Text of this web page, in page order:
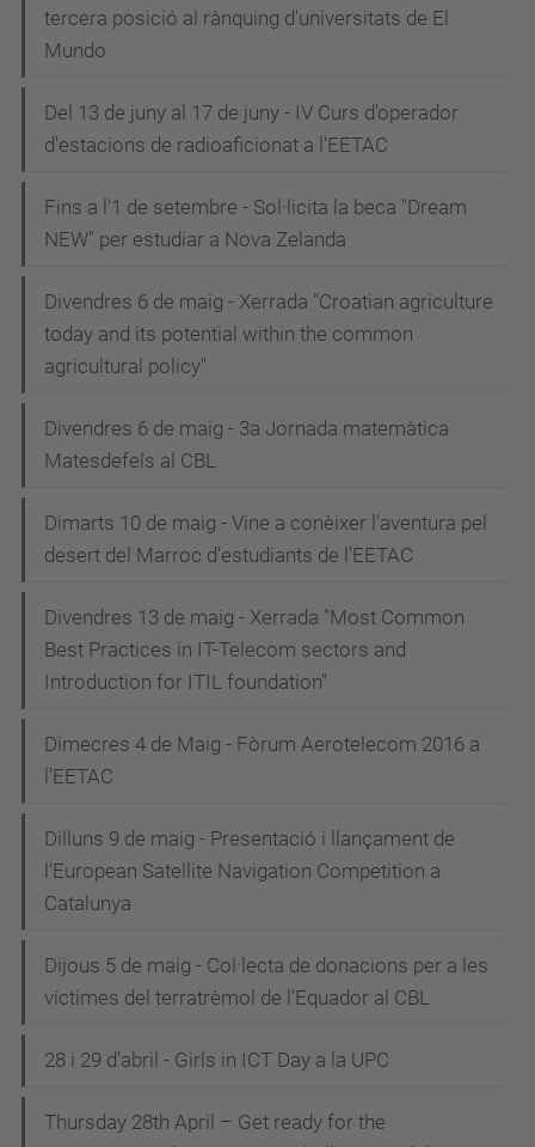
tercera posició al rànquing d'universitats de El
Mundo
Del 13 de juny al 17 de juny - IV Curs d'operador
d'estacions de radioaficionat a l'EETAC
Fins a l'1 de setembre - Sol·licita la beca "Dream
NEW" per estudiar a Nova Zelanda
Divendres 6 de maig - Xerrada "Croatian agriculture
today and its potential within the common
agricultural policy"
Divendres 6 de maig - 3a Jornada matemàtica
Matesdefels al CBL
Dimarts 10 de maig - Vine a conèixer l'aventura pel
desert del Marroc d'estudiants de l'EETAC
Divendres 13 de maig - Xerrada "Most Common
Best Practices in IT-Telecom sectors and
Introduction for ITIL foundation"
Dimecres 4 de Maig - Fòrum Aerotelecom 2016 a
l'EETAC
Dilluns 9 de maig - Presentació i llançament de
l’European Satellite Navigation Competition a
Catalunya
Dijous 5 de maig - Col·lecta de donacions per a les
víctimes del terratrèmol de l'Equador al CBL
28 i 29 d'abril - Girls in ICT Day a la UPC
Thursday 28th April – Get ready for the